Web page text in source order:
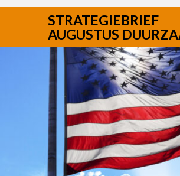
STRATEGIEBRIEF
AUGUSTUS